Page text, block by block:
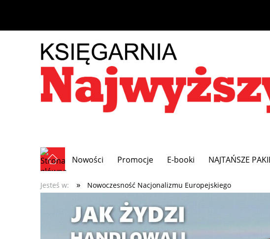
Nowości Promocje E-booki NAJTAŃSZE
Jesteś w: » Nowoczesność Nacjonalizmu Europejskiego